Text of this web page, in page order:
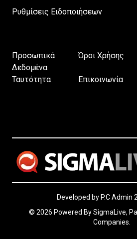
Ρυθμίσεις Ειδοποιήσεων
Προσωπικά
Δεδομένα
Όροι Χρήσης
Ταυτότητα Επικοινωνία
Developed by P.C Admin
© 2026 Powered By SigmaLive,
Companies.